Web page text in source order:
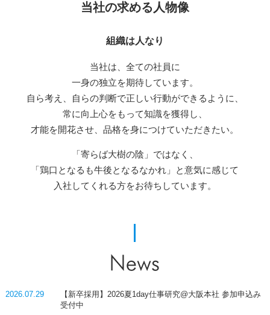
当社の求める人物像
組織は人なり
当社は、全ての社員に
一身の独立を期待しています。
自ら考え、自らの判断で正しい行動ができるように、
常に向上心をもって知識を獲得し、
才能を開花させ、品格を身につけていただきたい。
「寄らば大樹の陰」ではなく、
「鶏口となるも牛後となるなかれ」と意気に感じて
入社してくれる方をお待ちしています。
2026.07.29
【新卒採用】2026夏1day仕事研究@大阪本社 参加申込み
受付中